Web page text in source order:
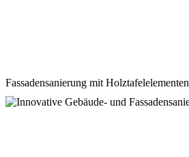
Fassadensanierung mit Holztafelelementen